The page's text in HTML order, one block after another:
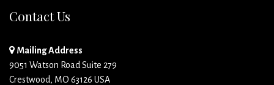
Contact Us
Mailing Address
9051 Watson Road Suite 279
Crestwood, MO 63126 USA